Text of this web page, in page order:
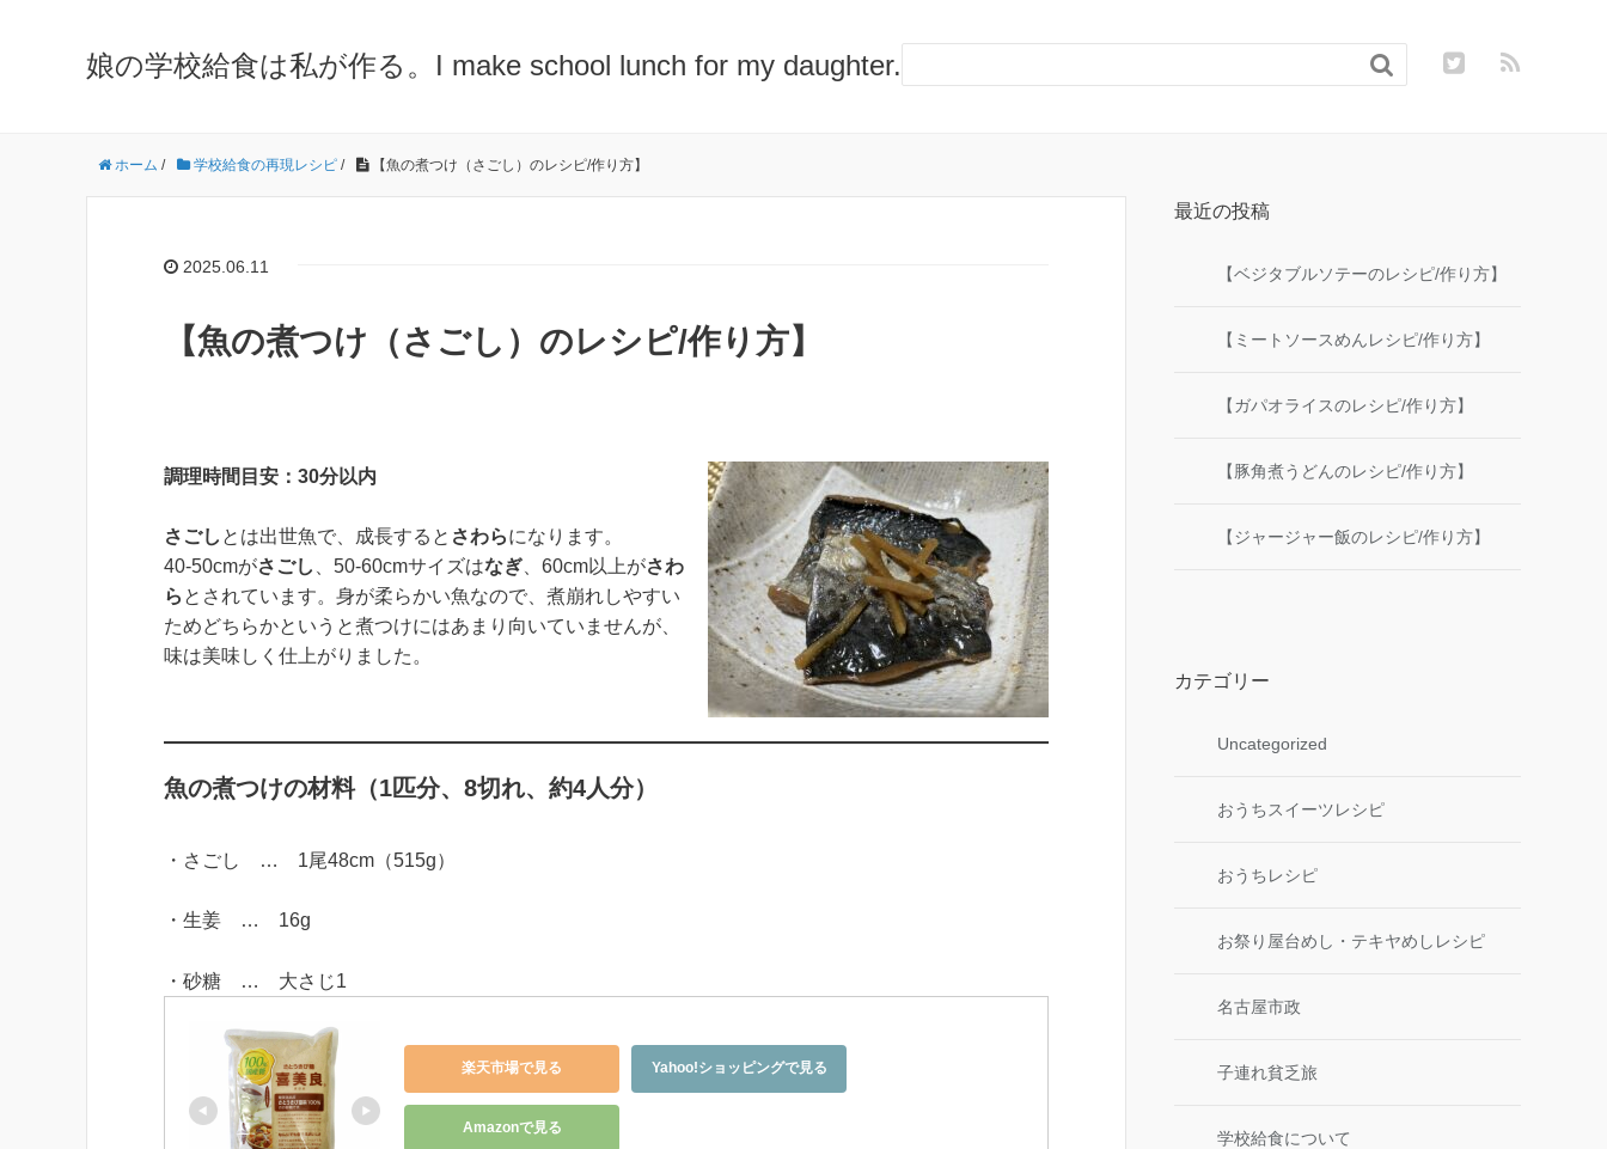
娘の学校給食は私が作る。I make school lunch for my daughter. 
ホーム / 学校給食の再現レシピ / 【魚の煮つけ（さごし）のレシピ/作り方】
2025.06.11
【魚の煮つけ（さごし）のレシピ/作り方】
調理時間目安：30分以内
さごし とは出世魚で、成長すると さわらになります。
40-50cmがさごし 、50-60cmサイズはなぎ 、60cm以上がさわ
ら とされています。身が柔らかい魚なので、煮崩れしやすい
ためどちらかというと煮つけにはあまり向いていませんが、
味は美味しく仕上がりました。
魚の煮つけの材料（1匹分、8切れ、約4人分）
・さごし … 1尾48cm（515g）
・生姜 … 16g
・砂糖 … 大さじ1
楽天市場で見る Yahoo!ショッピングで見る
Amazonで見る
最近の投稿
【ベジタブルソテーのレシピ/作り方】
【ミートソースめんレシピ/作り方】
【ガパオライスのレシピ/作り方】
【豚角煮うどんのレシピ/作り方】
【ジャージャー飯のレシピ/作り方】
カテゴリー
Uncategorized
おうちスイーツレシピ
おうちレシピ
お祭り屋台めし・テキヤめしレシピ
名古屋市政
子連れ貧乏旅
学校給食について